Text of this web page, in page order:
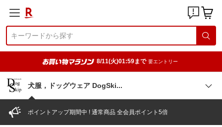
8/11(火)01:59まで 要エントリー
犬服，ドッグウェア DogSki
ポイントアップ期間中 ! 通常商品 全会員ポイント5倍